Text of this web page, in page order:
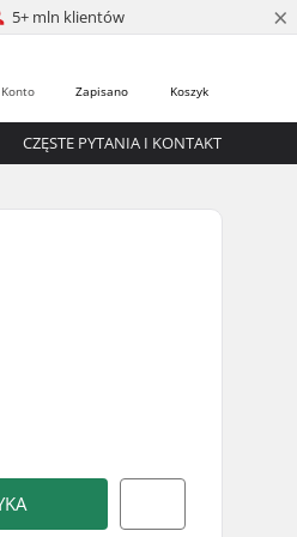
5+ mln klientów ×
Koszyk
Zapisano
Konto
CZĘSTE PYTANIA I KONTAKT